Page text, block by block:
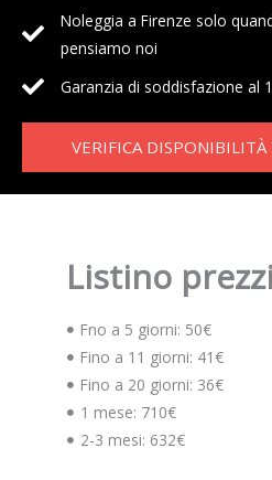
Noleggia a Firenze solo
pensiamo noi
Garanzia di soddisfazione al
VERIFICA DISPONIBILITÀ
Listino prezzi
Fno a 5 giorni: 50€
Fino a 11 giorni: 41€
Fino a 20 giorni: 36€
1 mese: 710€
2-3 mesi: 632€